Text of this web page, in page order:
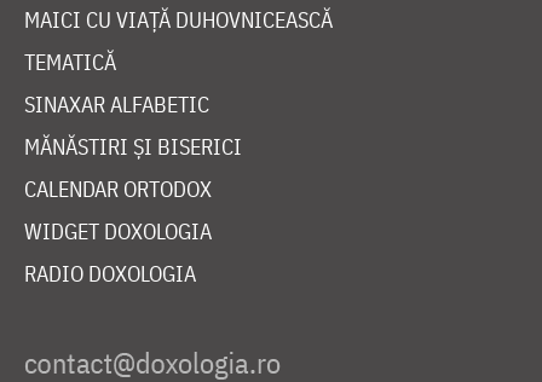
MAICI CU VIAȚĂ DUHOVNICEASCĂ
TEMATICĂ
SINAXAR ALFABETIC
MĂNĂSTIRI ȘI BISERICI
CALENDAR ORTODOX
WIDGET DOXOLOGIA
RADIO DOXOLOGIA